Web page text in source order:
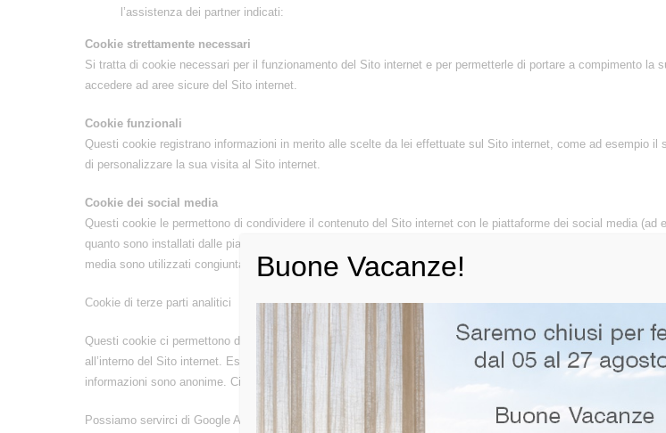
l’assistenza dei partner indicati:
Cookie strettamente necessari
Si tratta di cookie necessari per il funzionamento del Sito internet e per permetterle di portare a compimento
accedere ad aree sicure del Sito internet.
Cookie funzionali
Questi cookie registrano informazioni in merito alle scelte da lei effettuate sul Sito internet, come ad esempio
di personalizzare la sua visita al Sito internet.
Cookie dei social media
Questi cookie le permettono di condividere il contenuto del Sito internet con le piattaforme dei social media
quanto sono installati dalle piattaforme stesse dei social media. Consulti il sottostante paragrafo 3 in merito a
media sono utilizzati congiuntamente ai social plug-in.
Cookie di terze parti analitici
Questi cookie ci permettono di raccogliere informazioni in merito al modo in cui i visitatori usano il Sito
all’interno del Sito internet. Essi registrano la sua visita al Sito internet, le pagine che ha visitato e i link su
informazioni sono anonime. Ciò ci aiuta a migliorare il modo in cui il Sito internet funziona.
Possiamo servirci di Google Analytics, un servizio fornito da Google, Inc. (“ Google”), per analizzare il suo
Buone Vacanze!